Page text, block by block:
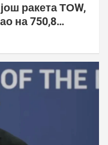
ракета ТОW,
на 750,8